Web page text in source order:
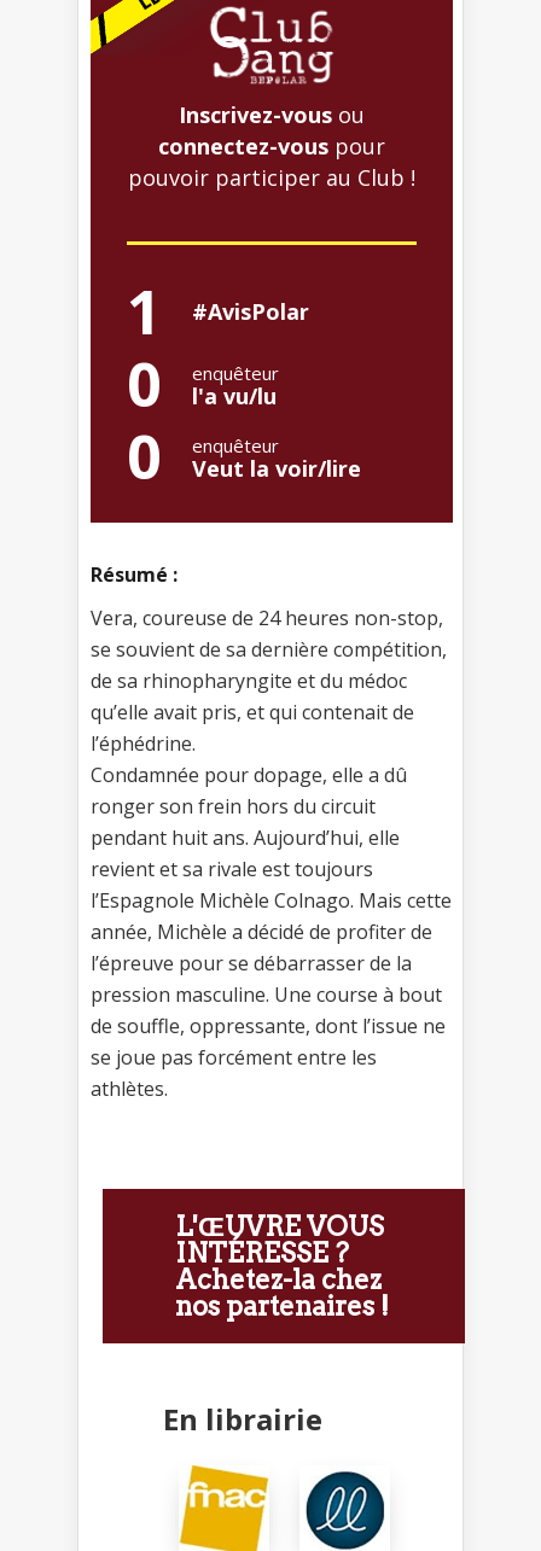
Inscrivez-vous ou
connectez-vous pour
pouvoir participer au Club !
1 #AvisPolar
0 enquêteur
l'a vu/lu
0 enquêteur
Veut la voir/lire
Résumé :
Vera, coureuse de 24 heures non-stop,
se souvient de sa dernière compétition,
de sa rhinopharyngite et du médoc
qu’elle avait pris, et qui contenait de
l’éphédrine.
Condamnée pour dopage, elle a dû
ronger son frein hors du circuit
pendant huit ans. Aujourd’hui, elle
revient et sa rivale est toujours
l’Espagnole Michèle Colnago. Mais cette
année, Michèle a décidé de profiter de
l’épreuve pour se débarrasser de la
pression masculine. Une course à bout
de souffle, oppressante, dont l’issue ne
se joue pas forcément entre les
athlètes.
L'ŒUVRE VOUS
INTÉRESSE ?
Achetez-la chez
nos partenaires !
En librairie